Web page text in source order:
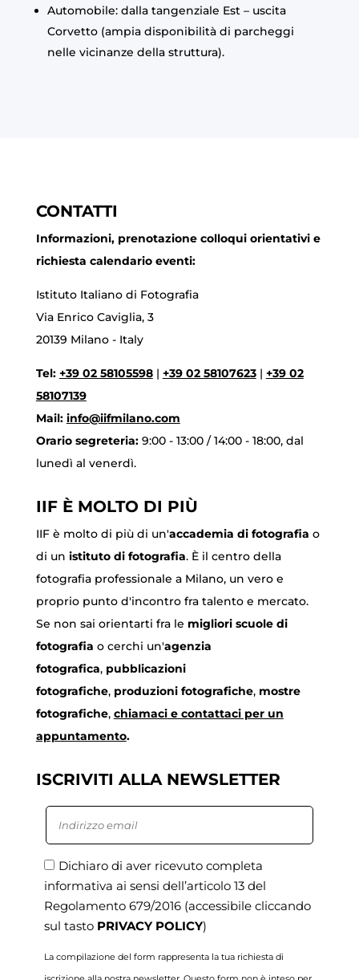
Automobile: dalla tangenziale Est – uscita
Corvetto (ampia disponibilità di parcheggi
nelle vicinanze della struttura).
CONTATTI
Informazioni, prenotazione colloqui orientativi e
richiesta calendario eventi:
Istituto Italiano di Fotografia
Via Enrico Caviglia, 3
20139 Milano - Italy
Tel: +39 02 58105598| +39 02 58107623| +39 02
58107139
Mail: info@iifmilano.com
Orario segreteria: 9:00 - 13:00 / 14:00 - 18:00, dal
lunedì al venerdì.
IIF È MOLTO DI PIÙ
IIF è molto di più di un'accademia di fotografia o
di un istituto di fotografia. È il centro della
fotografia professionale a Milano, un vero e
proprio punto d'incontro fra talento e mercato.
Se non sai orientarti fra le migliori scuole di
fotografia o cerchi un'agenzia
fotografica, pubblicazioni
fotografiche, produzioni fotografiche, mostre
fotografiche, chiamacie contattaci per un
appuntamento.
ISCRIVITI ALLA NEWSLETTER
Dichiaro di aver ricevuto completa
informativa ai sensi dell’articolo 13 del
Regolamento 679/2016 (accessibile cliccando
sul tasto PRIVACY POLICY)
La compilazione del form rappresenta la tua richiesta di